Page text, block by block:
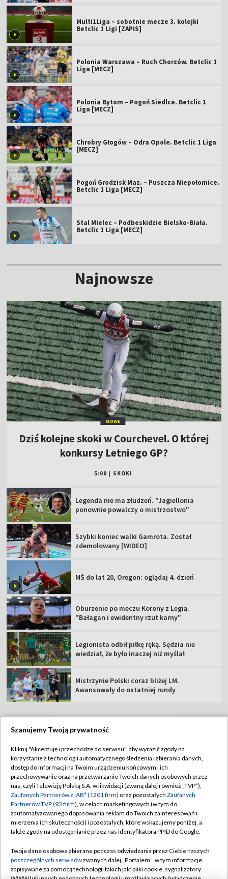
Multi1Liga – sobotnie mecze 3. kolejki
Betclic 1 Ligi [ZAPIS]
Polonia Warszawa – Ruch Chorzów. Betclic 1
Liga [MECZ]
Polonia Bytom – Pogoń Siedlce. Betclic 1
Liga [MECZ]
Chrobry Głogów – Odra Opole. Betclic 1 Liga
[MECZ]
Pogoń Grodzisk Maz. – Puszcza Niepołomice.
Betclic 1 Liga [MECZ]
Stal Mielec – Podbeskidzie Bielsko-Biała.
Betclic 1 Liga [MECZ]
Najnowsze
NOWE
Dziś kolejne skoki w Courchevel. O której
konkursy Letniego GP?
5:00 SKOKI
Legenda nie ma złudzeń. "Jagiellonia
ponownie powalczy o mistrzostwo"
Szybki koniec walki Gamrota. Został
zdemolowany [WIDEO]
MŚ do lat 20, Oregon: oglądaj 4. dzień
Oburzenie po meczu Korony z Legią.
"Bałagan i ewidentny rzut karny"
Legionista odbił piłkę ręką. Sędzia nie
wiedział, że było inaczej niż myślał
Mistrzynie Polski coraz bliżej LM.
Awansowały do ostatniej rundy
Abonament TVP
Sklep TVP
Biuro Reklamy
Oferta Handlowa
Telegazeta ogłoszenia
Rada Programowa
Ogłoszenia przetargowe
Regulamin TVP
Polityka prywatności
Moje zgody
Biuro reklamy
Kontakt
Kanały
Szanujemy Twoją prywatność
Kliknij "Akceptuję i przechodzę do serwisu", aby wyrazić zgody na
korzystanie z technologii automatycznego śledzenia i zbierania danych,
dostęp do informacji na Twoim urządzeniu końcowym i ich
przechowywanie oraz na przetwarzanie Twoich danych osobowych przez
nas, czyli Telewizję Polską S.A. w likwidacji (zwaną dalej również „TVP”),
Zaufanych Partnerów z IAB* (1201 firm) oraz pozostałych Zaufanych
Partnerów TVP (93 firm), w celach marketingowych (w tym do
zautomatyzowanego dopasowania reklam do Twoich zainteresowań i
mierzenia ich skuteczności) i pozostałych, które wskazujemy poniżej, a
także zgody na udostępnianie przez nas identyfikatora PPID do Google.
Twoje dane osobowe zbierane podczas odwiedzania przez Ciebie naszych
poszczególnych serwisówzwanych dalej „Portalem”, w tym informacje
zapisywane za pomocą technologii takich jak: pliki cookie, sygnalizatory